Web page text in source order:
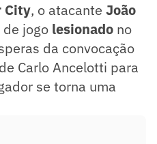
City, o atacante João
jogo lesionado no
da convocação
de Carlo Ancelotti para
se torna uma